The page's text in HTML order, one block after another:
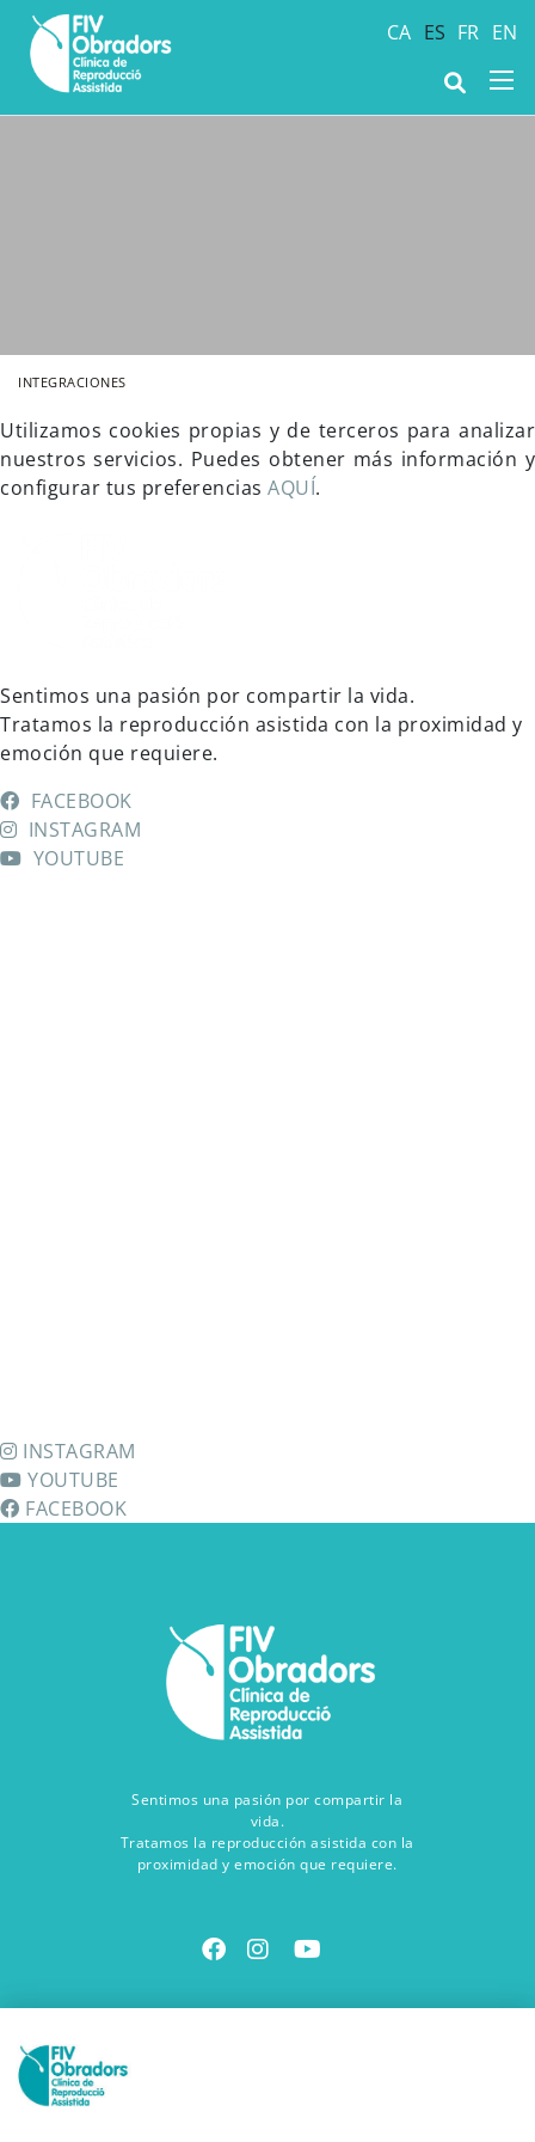
CA ES FR EN
INTEGRACIONES
Utilizamos cookies propias y de terceros para analizar
nuestros servicios. Puedes obtener más información y
configurar tus preferencias AQUÍ.
Sentimos una pasión por compartir la vida.
Tratamos la reproducción asistida con la proximidad y
emoción que requiere.
FACEBOOK
INSTAGRAM
YOUTUBE
INSTAGRAM
YOUTUBE
FACEBOOK
Sentimos una pasión por compartir la
vida.
Tratamos la reproducción asistida con la
proximidad y emoción que requiere.